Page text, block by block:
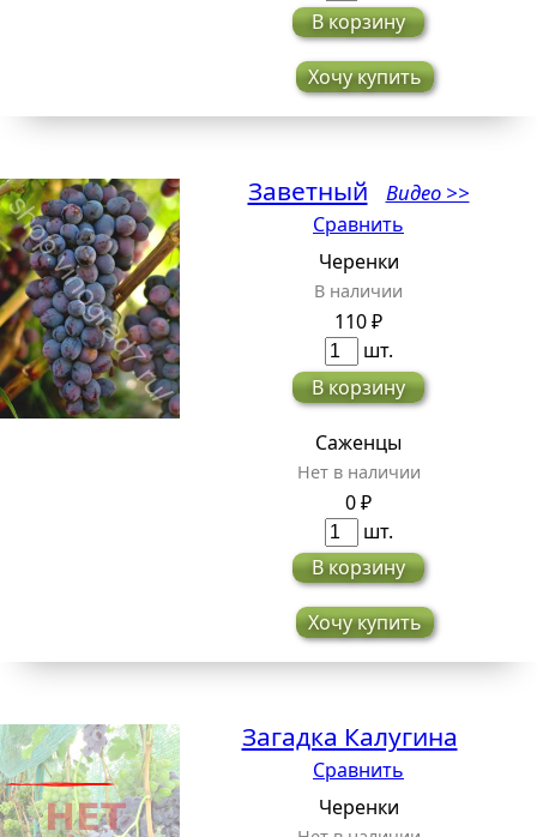
В корзину
Хочу купить
Заветный Видео >>
Сравнить
Черенки
В наличии
110 ₽
шт.
В корзину
Саженцы
Нет в наличии
0 ₽
шт.
В корзину
Хочу купить
Загадка Калугина
Сравнить
Черенки